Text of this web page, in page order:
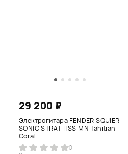
29 200 ₽
Электрогитара FENDER SQUIER
SONIC STRAT HSS MN Tahitian
Coral
0